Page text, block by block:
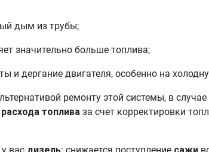
дым из трубы;
значительно больше топлива;
и дергание двигателя, особенно на
ремонту этой системы, в
топлива за счет корректировки